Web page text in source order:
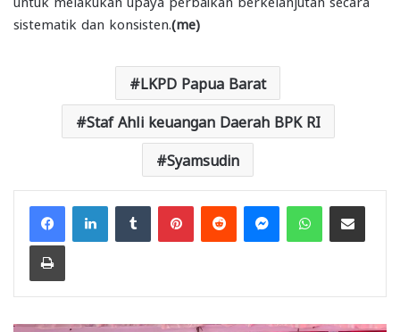
sistematik dan konsisten. (me)
LKPD Papua Barat
Staf Ahli keuangan Daerah BPK RI
Syamsudin
FacebookLinkedInTumblr PinterestReddit MessengerWhatsAppShare via Email
Print